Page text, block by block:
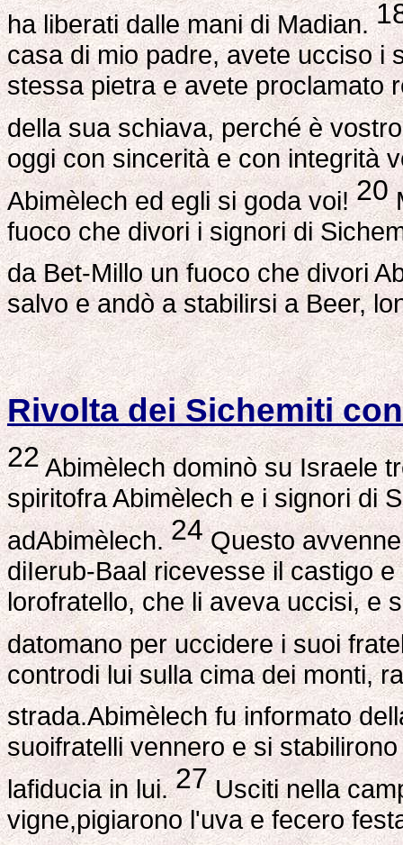
ha liberati dalle mani di Madian.
casa di mio padre, avete ucciso i
stessa pietra e avete proclamato
della sua schiava, perché è
oggi con sincerità e con integrità
Abimèlech ed egli si goda voi!20
fuoco che divori i signori di
da Bet-Millo un fuoco che divori
salvo e andò a stabilirsi a Beer,
Rivolta dei Sichemiti
22Abimèlech dominò su Israele
spiritofra Abimèlech e i signori di
adAbimèlech.24Questo
diIerub-Baal ricevesse il castigo
lorofratello, che li aveva uccisi, e
datomano per uccidere i suoi
controdi lui sulla cima dei monti,
strada.Abimèlech fu informato
suoifratelli vennero e si
lafiducia in lui.27Usciti nella
vigne,pigiarono l'uva e fecero